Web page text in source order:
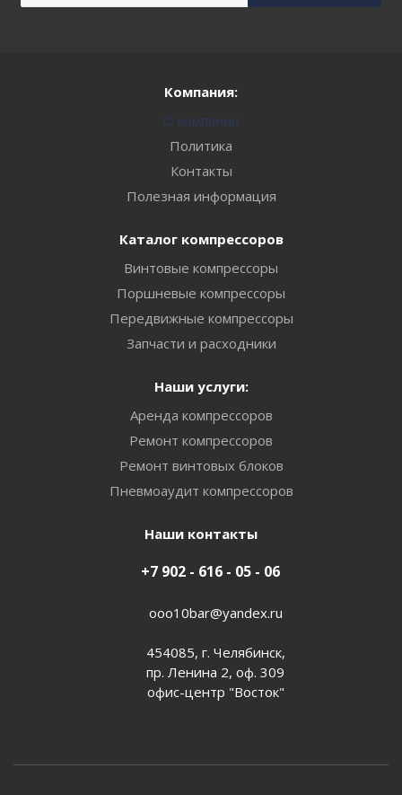
Компания:
О компании
Политика
Контакты
Полезная информация
Каталог компрессоров
Винтовые компрессоры
Поршневые компрессоры
Передвижные компрессоры
Запчасти и расходники
Наши услуги:
Аренда компрессоров
Ремонт компрессоров
Ремонт винтовых блоков
Пневмоаудит компрессоров
Наши контакты
+7 902 - 616 - 05 - 06
ooo10bar@yandex.ru
454085, г. Челябинск,
пр. Ленина 2, оф. 309
офис-центр "Восток"